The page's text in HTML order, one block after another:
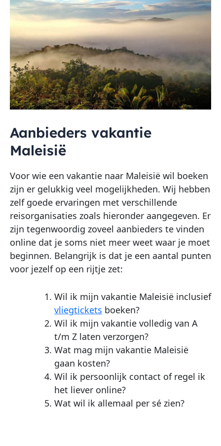
Aanbieders vakantie
Maleisië
Voor wie een vakantie naar Maleisië wil boeken
zijn er gelukkig veel mogelijkheden. Wij hebben
zelf goede ervaringen met verschillende
reisorganisaties zoals hieronder aangegeven. Er
zijn tegenwoordig zoveel aanbieders te vinden
online dat je soms niet meer weet waar je moet
beginnen. Belangrijk is dat je een aantal punten
voor jezelf op een rijtje zet:
Wil ik mijn vakantie Maleisië inclusief
vliegtickets boeken?
Wil ik mijn vakantie volledig van A
t/m Z laten verzorgen?
Wat mag mijn vakantie Maleisië
gaan kosten?
Wil ik persoonlijk contact of regel ik
het liever online?
Wat wil ik allemaal per sé zien?